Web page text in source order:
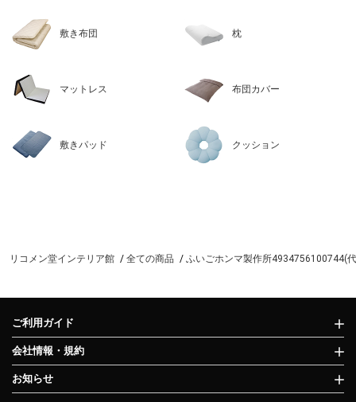
敷き布団 枕
マットレス 布団カバー
敷きパッド クッション
リコメン堂インテリア館 全ての商品 ふいごホンマ製作所4934756100744(
ご利用ガイド
会社情報・規約
お知らせ